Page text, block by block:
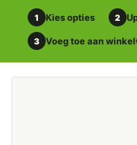
1 Kies opties 2
3 Voeg toe aan